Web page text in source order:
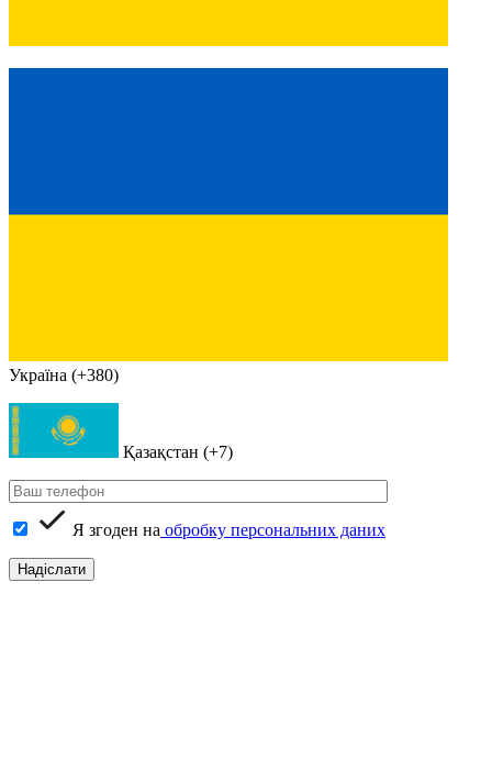
Україна (+380)
Қазақстан (+7)
Я згоден на обробку персональних даних